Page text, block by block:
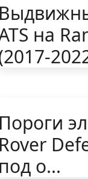
на
о...